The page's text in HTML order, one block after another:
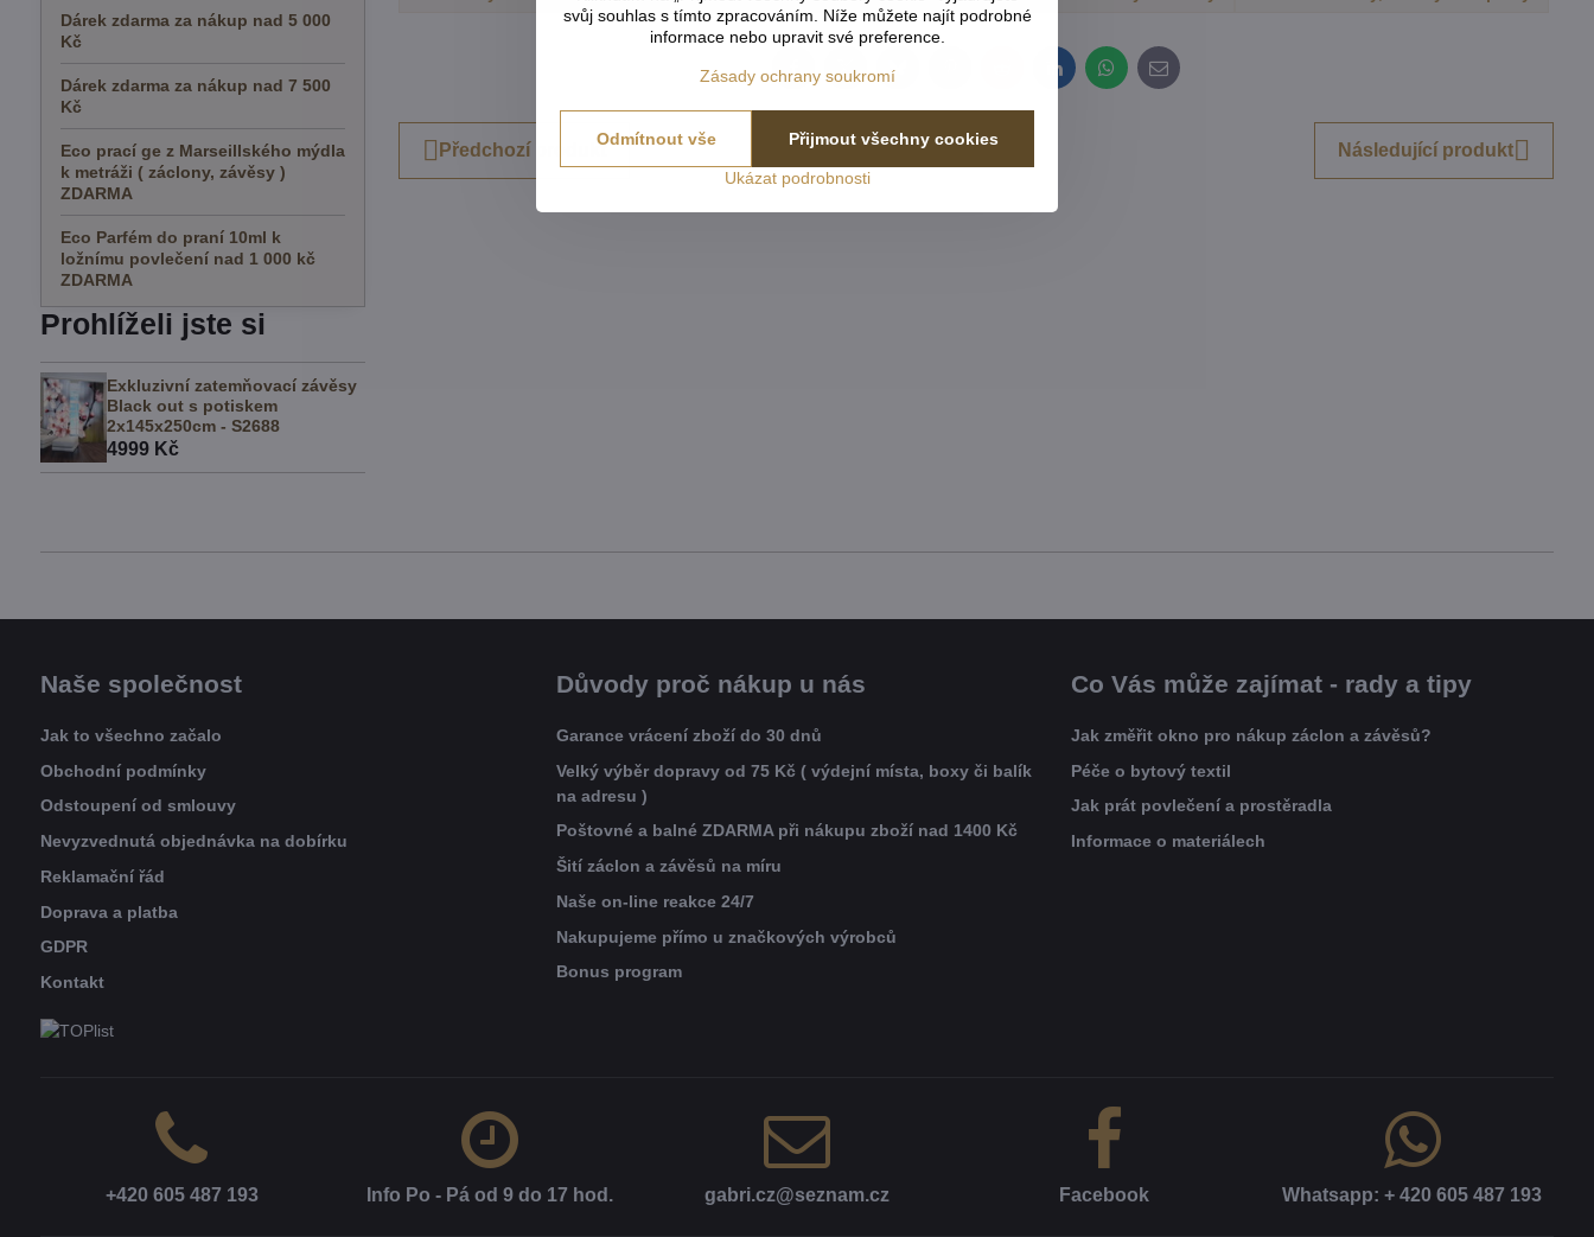
Facebook
Twitter LinkedInWhatsApp
E-
mail
Předchozí produkt Následující produkt
Dárek zdarma za nákup nad 5 000
Kč
Dárek zdarma za nákup nad 7 500
Kč
Eco prací ge z Marseillského mýdla
k metráži ( záclony, závěsy )
ZDARMA
Eco Parfém do praní 10ml k
ložnímu povlečení nad 1 000 kč
ZDARMA
Prohlíželi jste si
Exkluzivní zatemňovací závěsy
Black out s potiskem
2x145x250cm - S2688
4999 Kč
Naše společnost
Jak to všechno začalo
Obchodní podmínky
Odstoupení od smlouvy
Nevyzvednutá objednávka na dobírku
Reklamační řád
Doprava a platba
GDPR
Kontakt
Důvody proč nákup u nás
Garance vrácení zboží do 30 dnů
Velký výběr dopravy od 75 Kč ( výdejní místa, boxy či balík
na adresu )
Poštovné a balné ZDARMA při nákupu zboží nad 1400 Kč
Šití záclon a závěsů na míru
Naše on-line reakce 24/7
Nakupujeme přímo u značkových výrobců
Bonus program
Co Vás může zajímat - rady a tipy
Jak změřit okno pro nákup záclon a závěsů?
Péče o bytový textil
Jak prát povlečení a prostěradla
Informace o materiálech
+420 605 487 193 Info Po - Pá od 9 do 17 hod​. gabri​.cz​@seznam​.cz Facebook Whatsapp: + 420 605 487 193
svůj souhlas s tímto zpracováním. Níže můžete najít podrobné
informace nebo upravit své preference.
Zásady ochrany soukromí
Ukázat podrobnosti
Přijmout všechny cookies
Odmítnout vše